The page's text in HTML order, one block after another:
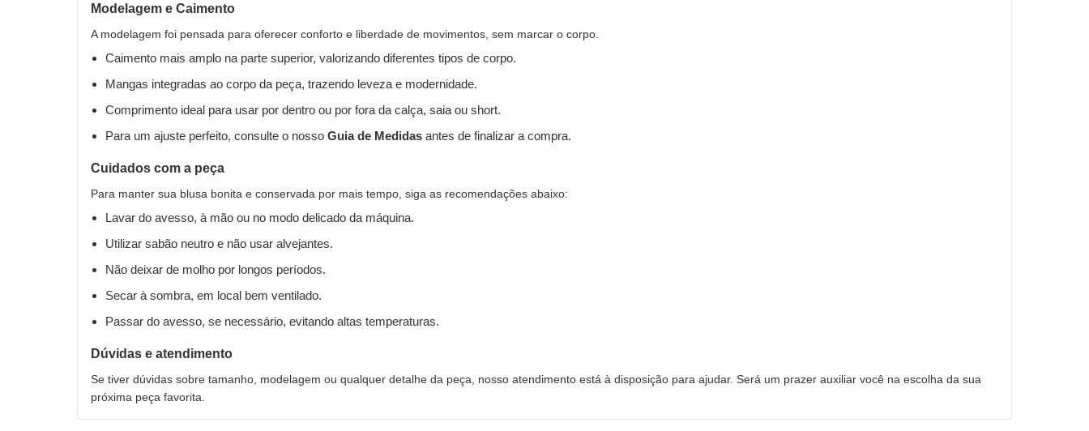
Modelagem e Caimento
A modelagem foi pensada para oferecer conforto e liberdade de movimentos, sem marcar o corpo.
Caimento mais amplo na parte superior, valorizando diferentes tipos de corpo.
Mangas integradas ao corpo da peça, trazendo leveza e modernidade.
Comprimento ideal para usar por dentro ou por fora da calça, saia ou short.
Para um ajuste perfeito, consulte o nosso Guia de Medidas antes de finalizar a compra.
Cuidados com a peça
Para manter sua blusa bonita e conservada por mais tempo, siga as recomendações abaixo:
Lavar do avesso, à mão ou no modo delicado da máquina.
Utilizar sabão neutro e não usar alvejantes.
Não deixar de molho por longos períodos.
Secar à sombra, em local bem ventilado.
Passar do avesso, se necessário, evitando altas temperaturas.
Dúvidas e atendimento
Se tiver dúvidas sobre tamanho, modelagem ou qualquer detalhe da peça, nosso atendimento está à disposição para ajudar. Será um prazer auxiliar você na escolha da sua
próxima peça favorita.